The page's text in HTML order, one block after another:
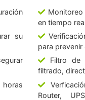
su
Monitoreo
en tiempo
para
Filtro de
filtrado,
Router,